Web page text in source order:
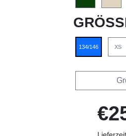
134/146 XS